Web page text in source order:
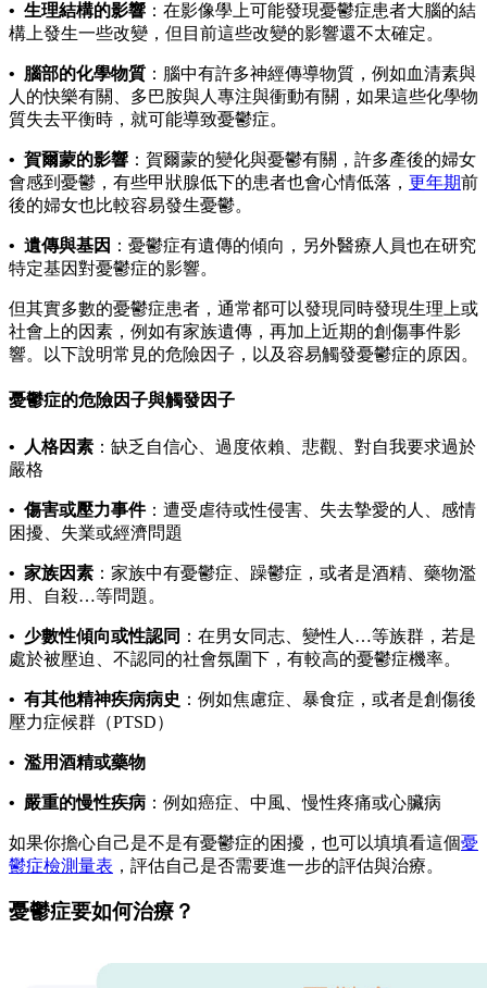
• 生理結構的影響 ：在影像學上可能發現憂鬱症患者大腦的結
構上發生一些改變，但目前這些改變的影響還不太確定。
• 腦部的化學物質 ：腦中有許多神經傳導物質，例如血清素與
人的快樂有關、多巴胺與人專注與衝動有關，如果這些化學物
質失去平衡時，就可能導致憂鬱症。
•賀爾蒙的影響 ：賀爾蒙的變化與憂鬱有關，許多產後的婦女
會感到憂鬱，有些甲狀腺低下的患者也會心情低落， 更年期前
後的婦女也比較容易發生憂鬱。
• 遺傳與基因 ：憂鬱症有遺傳的傾向，另外醫療人員也在研究
特定基因對憂鬱症的影響。
但其實多數的憂鬱症患者，通常都可以發現同時發現生理上或
社會上的因素，例如有家族遺傳，再加上近期的創傷事件影
響。以下說明常見的危險因子，以及容易觸發憂鬱症的原因。
憂鬱症的危險因子與觸發因子
• 人格因素 ：缺乏自信心、過度依賴、悲觀、對自我要求過於
嚴格
• 傷害或壓力事件：遭受虐待或性侵害、失去摯愛的人、感情
困擾、失業或經濟問題
• 家族因素 ：家族中有憂鬱症、躁鬱症，或者是酒精、藥物濫
用、自殺…等問題。
• 少數性傾向或性認同 ：在男女同志、變性人…等族群，若是
處於被壓迫、不認同的社會氛圍下，有較高的憂鬱症機率。
• 有其他精神疾病病史 ：例如焦慮症、暴食症，或者是創傷後
壓力症候群（PTSD）
• 濫用酒精或藥物
• 嚴重的慢性疾病 ：例如癌症、中風、慢性疼痛或心臟病
如果你擔心自己是不是有憂鬱症的困擾，也可以填填看這個憂
鬱症檢測量表 ，評估自己是否需要進一步的評估與治療。
憂鬱症要如何治療？